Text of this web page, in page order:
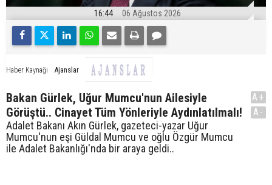
16:44 06 Ağustos 2026
Haber Kaynağı Ajanslar
Bakan Gürlek, Uğur Mumcu'nun Ailesiyle
Görüştü.. Cinayet Tüm Yönleriyle Aydınlatılmalı!
Adalet Bakanı Akın Gürlek, gazeteci-yazar Uğur
Mumcu'nun eşi Güldal Mumcu ve oğlu Özgür Mumcu
ile Adalet Bakanlığı'nda bir araya geldi..
A+
A-